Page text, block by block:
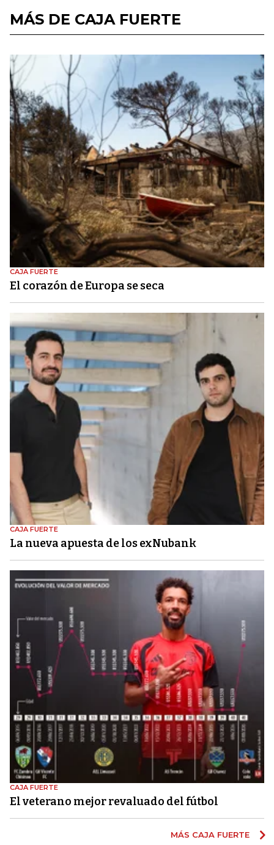
MÁS DE CAJA FUERTE
CAJA FUERTE
El corazón de Europa se seca
CAJA FUERTE
La nueva apuesta de los exNubank
CAJA FUERTE
El veterano mejor revaluado del fútbol
MÁS CAJA FUERTE